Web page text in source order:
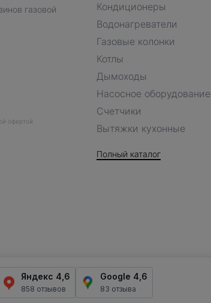
газовой
офертой
Кондиционеры
Водонагреватели
Газовые колонки
Котлы
Дымоходы
Насосное оборудование
Счетчики
Вытяжки кухонные
Полный каталог